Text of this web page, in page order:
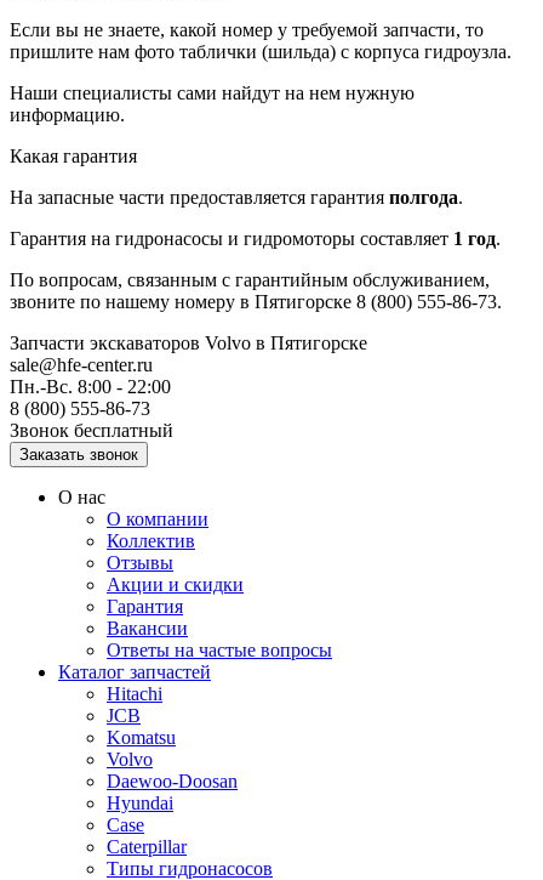
Если вы не знаете, какой номер у требуемой запчасти, то
пришлите нам фото таблички (шильда) с корпуса гидроузла.
Наши специалисты сами найдут на нем нужную
информацию.
Какая гарантия
На запасные части предоставляется гарантия полгода.
Гарантия на гидронасосы и гидромоторы составляет 1 год.
По вопросам, связанным с гарантийным обслуживанием,
звоните по нашему номеру в Пятигорске 8 (800) 555-86-73.
Запчасти экскаваторов Volvo в Пятигорске
sale@hfe-center.ru
Пн.-Вс. 8:00 - 22:00
8 (800) 555-86-73
Звонок бесплатный
О нас
О компании
Коллектив
Отзывы
Акции и скидки
Гарантия
Вакансии
Ответы на частые вопросы
Каталог запчастей
Hitachi
JCB
Komatsu
Volvo
Daewoo-Doosan
Hyundai
Case
Caterpillar
Типы гидронасосов